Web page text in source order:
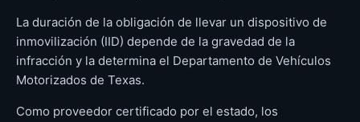
La duración de la obligación de llevar un dispositivo de
inmovilización (IID) depende de la gravedad de la
infracción y la determina el Departamento de Vehículos
Motorizados de Texas.
Como proveedor certificado por el estado, los